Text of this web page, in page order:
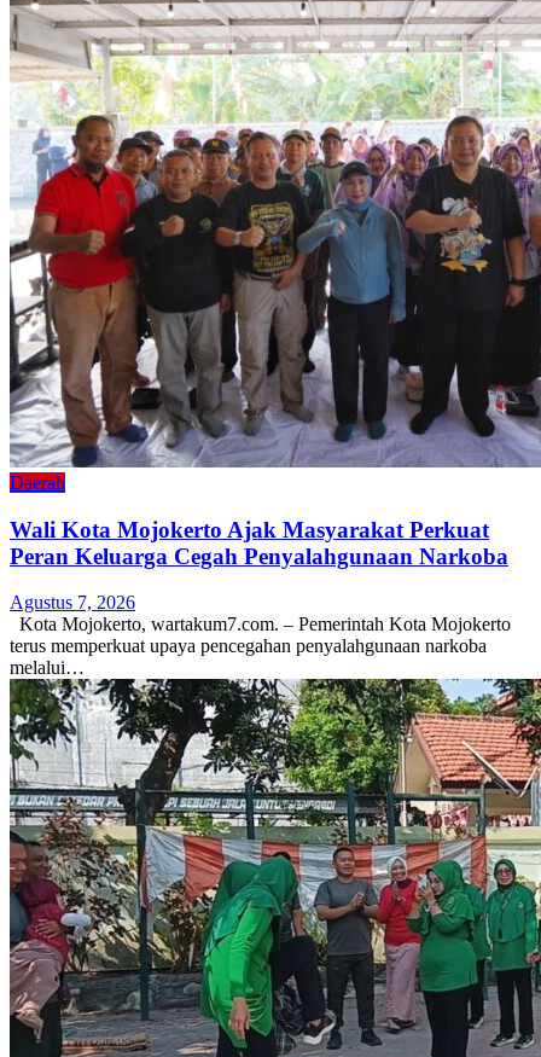
Daerah
Wali Kota Mojokerto Ajak Masyarakat Perkuat
Peran Keluarga Cegah Penyalahgunaan Narkoba
Agustus 7, 2026
Kota Mojokerto, wartakum7.com. – Pemerintah Kota Mojokerto
terus memperkuat upaya pencegahan penyalahgunaan narkoba
melalui…